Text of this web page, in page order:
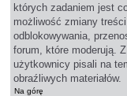
których zadaniem jest
możliwość zmiany
odblokowywania,
forum, które moderują.
użytkownicy pisali na
obraźliwych materiałów.
Na górę